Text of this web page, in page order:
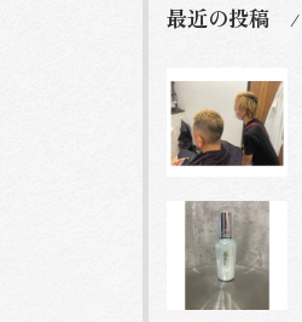
最近の投稿